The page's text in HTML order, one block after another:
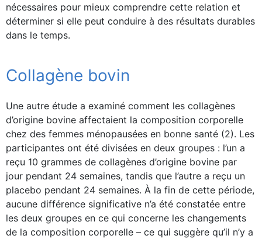
nécessaires pour mieux comprendre cette relation et
déterminer si elle peut conduire à des résultats durables
dans le temps.
Collagène bovin
Une autre étude a examiné comment les collagènes
d’origine bovine affectaient la composition corporelle
chez des femmes ménopausées en bonne santé (2). Les
participantes ont été divisées en deux groupes : l’un a
reçu 10 grammes de collagènes d’origine bovine par
jour pendant 24 semaines, tandis que l’autre a reçu un
placebo pendant 24 semaines. À la fin de cette période,
aucune différence significative n’a été constatée entre
les deux groupes en ce qui concerne les changements
de la composition corporelle – ce qui suggère qu’il n’y a